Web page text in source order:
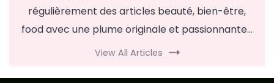
régulièrement des articles beauté, bien-être,
food avec une plume originale et passionnante...
View All Articles